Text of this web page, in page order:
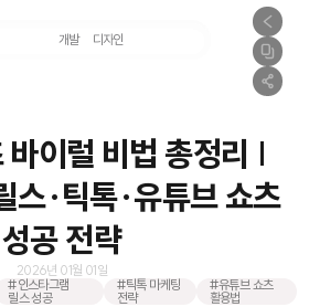
개발 디자인
바이럴 비법 총정리 |
스·틱톡·유튜브 쇼츠
성공 전략
2026년 01월 01일
#인스타그램
릴스 성공
#틱톡 마케팅
전략
#유튜브 쇼츠
활용법